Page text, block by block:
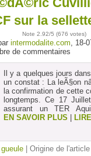
sur la
Note 2.92/5 (676 votes)
intermodalite.com, 18-
Il y a quelques jours
un constat : La leÃ§on
la confirmation de cette
longtemps. Ce 17
assurant un TER
EN SAVOIR PLUS
| Origine de